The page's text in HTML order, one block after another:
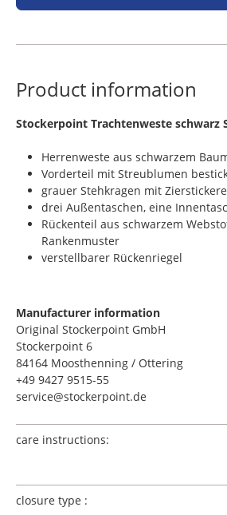
Product information
​Stockerpoint Trachtenweste schwarz
Herrenweste aus schwarzem
Vorderteil mit Streublumen
grauer Stehkragen mit
drei Außentaschen, eine
Rückenteil aus schwarzem
Rankenmuster
verstellbarer Rückenriegel
Manufacturer information
Original Stockerpoint GmbH
Stockerpoint 6
84164 Moosthenning / Ottering
+49 9427 9515-55
service@stockerpoint.de
care instructions:
closure type :